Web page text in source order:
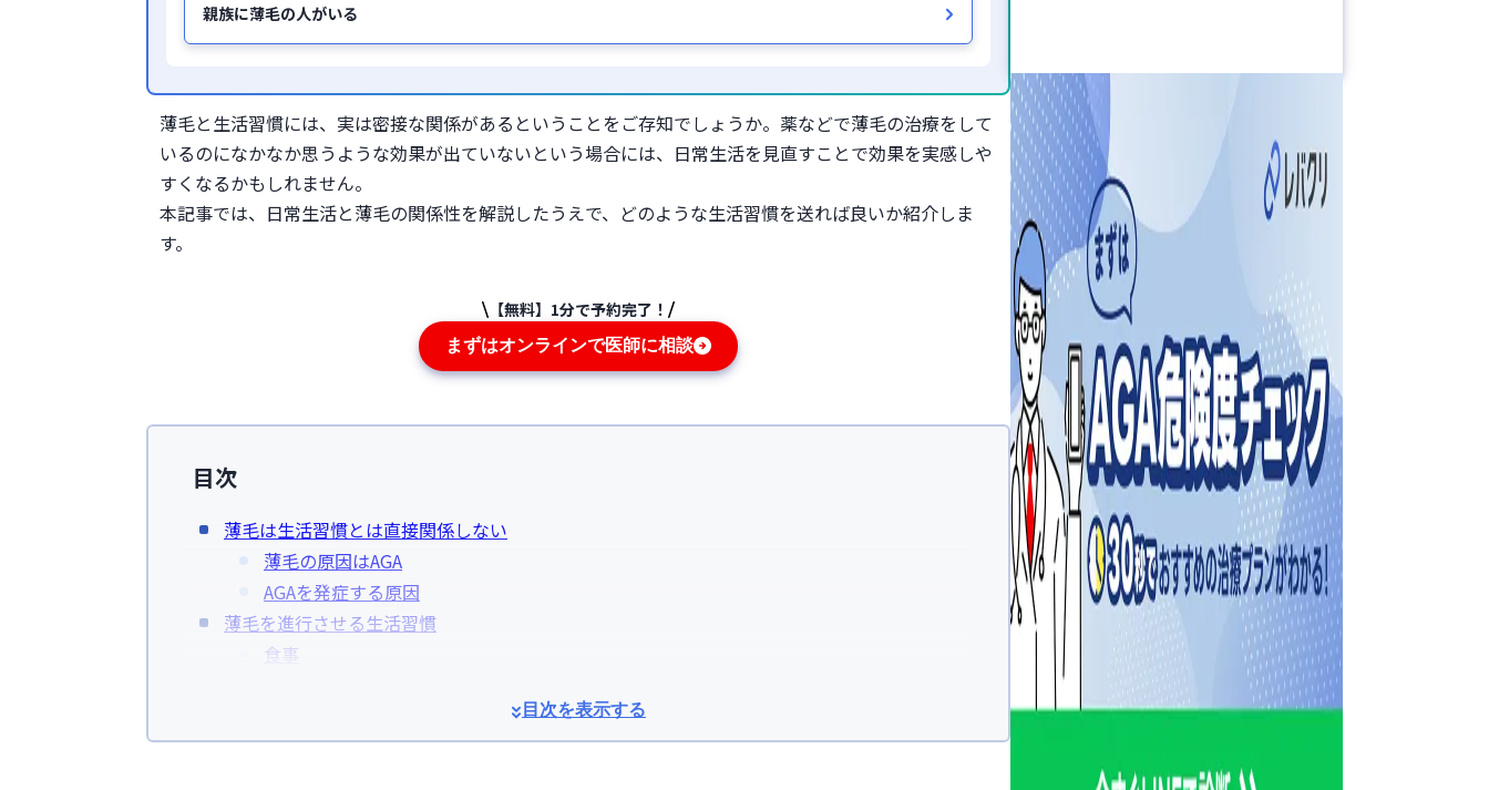
親族に薄毛の人がいる
薄毛と生活習慣には、実は密接な関係があるということをご存知でしょうか。薬などで薄毛の治療をして
いるのになかなか思うような効果が出ていないという場合には、日常生活を見直すことで効果を実感しや
すくなるかもしれません。
本記事では、日常生活と薄毛の関係性を解説したうえで、どのような生活習慣を送れば良いか紹介しま
す。
【無料】1分で予約完了！
まずはオンラインで医師に相談
目次
目次を表示する
薄毛は生活習慣とは直接関係しない
薄毛の原因はAGA
AGAを発症する原因
薄毛を進行させる生活習慣
食事
塩分